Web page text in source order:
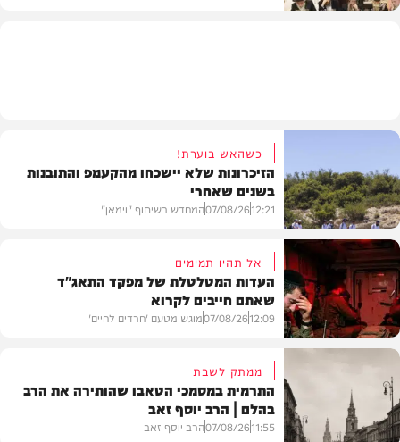
וידאו
כשהאש בוערת!
הזיכרונות שלא יישכחו מהקעמפ והתובנות
בשנים שאחרי
12:21
07/08/26המחדש בשיתוף "וימאן"
דעות
אל תהיו תמימים
העדות המטלטלת של מפקד התאג"ד
שאתם חייבים לקרוא
12:09
07/08/26מוגש מטעם 'חרדים לחיים'
ממתק לשבת
התרמית במסמכי הטאבו שהותירה את הרב
בהלם | הרב יוסף זאב
11:55
07/08/26הרב יוסף זאב